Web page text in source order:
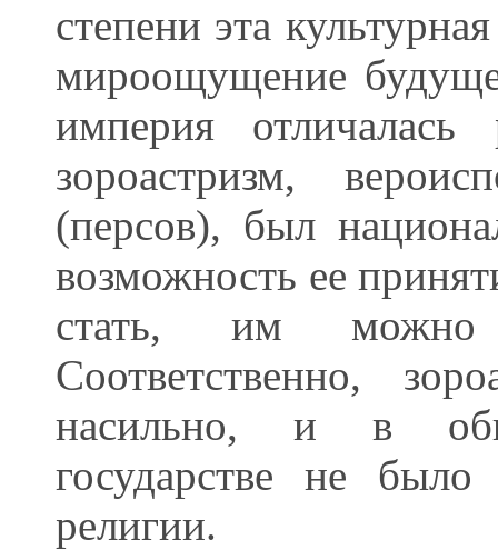
степени эта
мироощущение
империя отличалась
зороастризм,
(персов), был
возможность ее
стать, им можно
Соответственно,
насильно, и в
государстве не было
религии.